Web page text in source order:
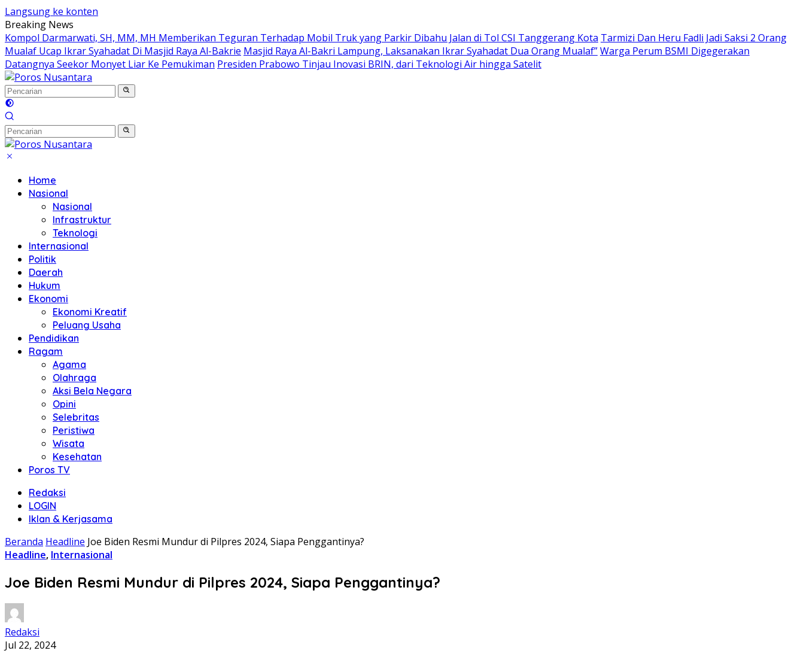
Langsung ke konten
Breaking News
Kompol Darmarwati, SH, MM, MH Memberikan Teguran Terhadap Mobil Truk yang Parkir Dibahu Jalan di Tol CSI Tanggerang Kota Tarmizi Dan Heru Fadli Jadi Saksi 2 Orang
Mualaf Ucap Ikrar Syahadat Di Masjid Raya Al-Bakrie Masjid Raya Al-Bakri Lampung, Laksanakan Ikrar Syahadat Dua Orang Mualaf”Warga Perum BSMI Digegerakan
Datangnya Seekor Monyet Liar Ke Pemukiman Presiden Prabowo Tinjau Inovasi BRIN, dari Teknologi Air hingga Satelit
Home
Nasional
Nasional
Infrastruktur
Teknologi
Internasional
Politik
Daerah
Hukum
Ekonomi
Ekonomi Kreatif
Peluang Usaha
Pendidikan
Ragam
Agama
Olahraga
Aksi Bela Negara
Opini
Selebritas
Peristiwa
Wisata
Kesehatan
Poros TV
Redaksi
LOGIN
Iklan & Kerjasama
Beranda Headline Joe Biden Resmi Mundur di Pilpres 2024, Siapa Penggantinya?
Headline, Internasional
Joe Biden Resmi Mundur di Pilpres 2024, Siapa Penggantinya?
Redaksi
Jul 22, 2024